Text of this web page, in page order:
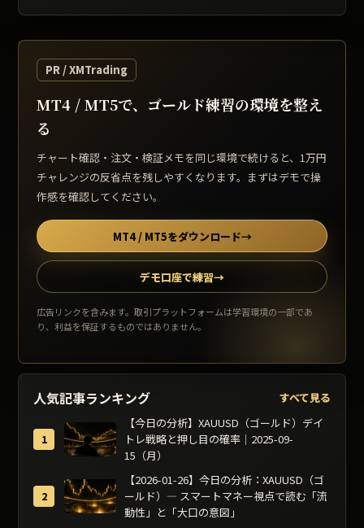
レート提供: TradingView / 表示は遅延する場合があります
PR / XMTrading
MT4 / MT5で、ゴールド練習の環境を整え
る
チャート確認・注文・検証メモを同じ環境で続けると、1万円
チャレンジの反省点を残しやすくなります。まずはデモで操
作感を確認してください。
MT4 / MT5をダウンロード→
デモ口座で練習→
広告リンクを含みます。取引プラットフォームは学習環境の一部であ
り、利益を保証するものではありません。
人気記事ランキング
すべて見る
【今日の分析】XAUUSD（ゴールド）デイ
トレ戦略と押し目の確率｜2025-09-
15（月）
【2026-01-26】今日の分析：XAUUSD（ゴ
ールド）— スマートマネー視点で読む「流
動性」と「大口の意図」